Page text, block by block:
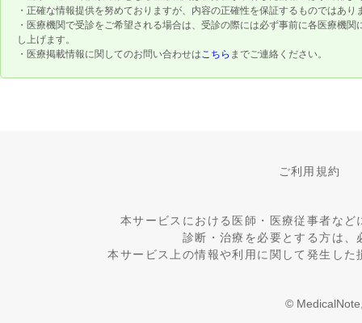
・正確な情報提供を努めておりますが、内容の正確性を保証するものではあり
・医療機関で受診をご希望される場合は、受診の際には必ず事前に各医療機
し上げます。
・医療掲載情報に関してのお問い合わせはこちら までご連絡ください。
ご利用規約
本サービスにおける医師・医療従事者な
診断・治療を必要とする方は
本サービス上の情報や利用に関して発生し
©